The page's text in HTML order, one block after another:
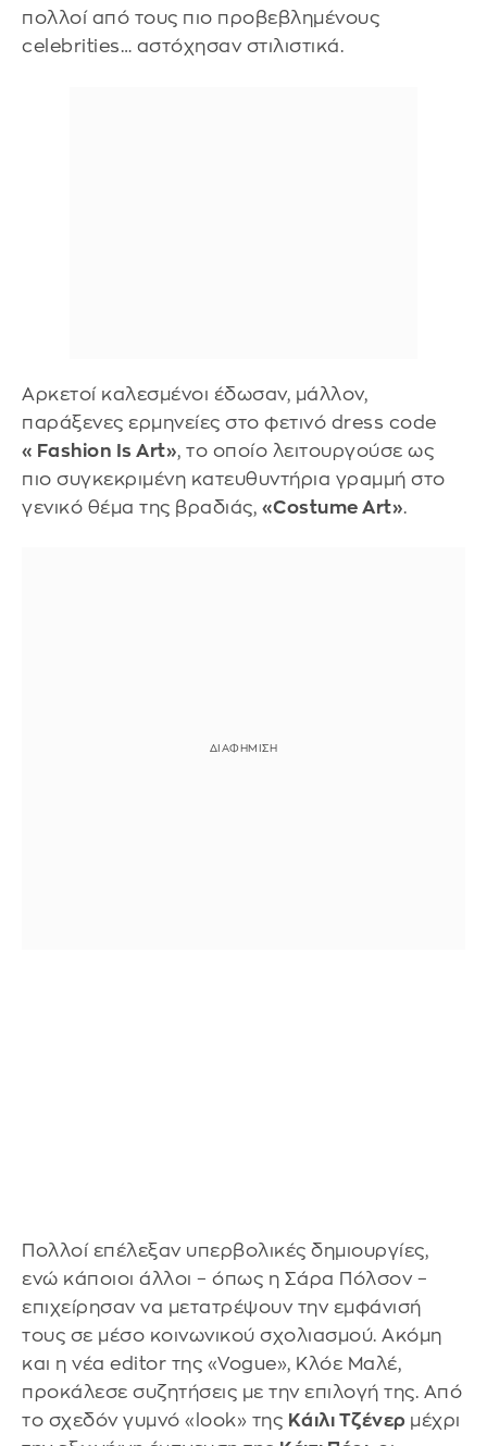
πολλοί από τους πιο προβεβλημένους
celebrities… αστόχησαν στιλιστικά.
Αρκετοί καλεσμένοι έδωσαν, μάλλον,
παράξενες ερμηνείες στο φετινό dress code
«Fashion Is Art», το οποίο λειτουργούσε ως
πιο συγκεκριμένη κατευθυντήρια γραμμή στο
γενικό θέμα της βραδιάς, «Costume Art».
Πολλοί επέλεξαν υπερβολικές δημιουργίες,
ενώ κάποιοι άλλοι – όπως η Σάρα Πόλσον –
επιχείρησαν να μετατρέψουν την εμφάνισή
τους σε μέσο κοινωνικού σχολιασμού. Ακόμη
και η νέα editor της «Vogue», Κλόε Μαλέ,
προκάλεσε συζητήσεις με την επιλογή της. Από
το σχεδόν γυμνό «look» της Κάιλι Τζένερ μέχρι